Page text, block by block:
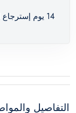
14 يوم إسترجاع
التفاصيل